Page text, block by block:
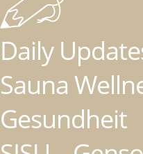
Daily
Sauna
Gesundheit